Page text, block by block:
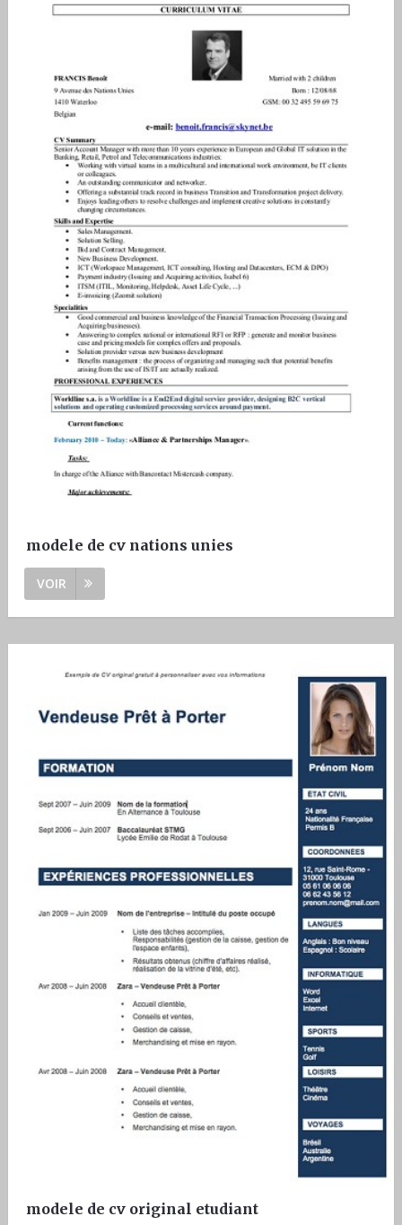
modele de cv nations unies
VOIR
modele de cv original etudiant